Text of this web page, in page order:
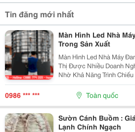
Tin đăng mới nhất
Màn Hình Led Nhà
Trong Sản Xuất
Màn Hình Led Nhà Máy
Thị Được Nhiều Doanh
Nhờ Khả Năng Trình
Tích Lớn. Không Chỉ Phục
Ảnh, Màn Hình Led Còn
0986 *** *** Toàn quốc
Sườn Cánh Buồm :
Lạnh Chính Ngạch